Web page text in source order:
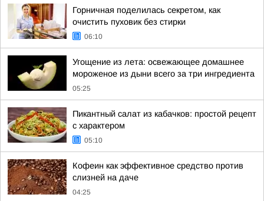
Горничная поделилась секретом, как
очистить пуховик без стирки
06:10
Угощение из лета: освежающее домашнее
мороженое из дыни всего за три ингредиента
05:25
Пикантный салат из кабачков: простой рецепт
с характером
05:10
Кофеин как эффективное средство против
слизней на даче
04:25